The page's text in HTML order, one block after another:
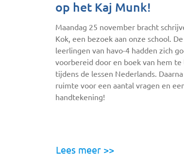
op het Kaj Munk!
Maandag 25 november bracht
Kok, een bezoek aan onze school. De
leerlingen van havo-4 hadden zich
voorbereid door en boek van hem te
tijdens de lessen Nederlands.
ruimte voor een aantal vragen en
handtekening!
Lees meer >>